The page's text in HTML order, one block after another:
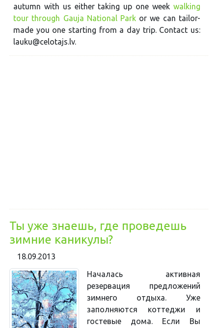
autumn with us either taking up one week walking
tour through Gauja National Park or we can tailor-
made you one starting from a day trip. Contact us:
lauku@celotajs.lv.
Ты уже знаешь, где проведешь
зимние каникулы?
18.09.2013
Началась активная
резервация предложений
зимнего отдыха. Уже
заполняются коттеджи и
гостевые дома. Если Вы